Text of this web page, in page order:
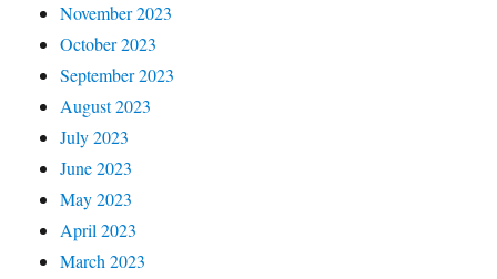
November 2023
October 2023
September 2023
August 2023
July 2023
June 2023
May 2023
April 2023
March 2023